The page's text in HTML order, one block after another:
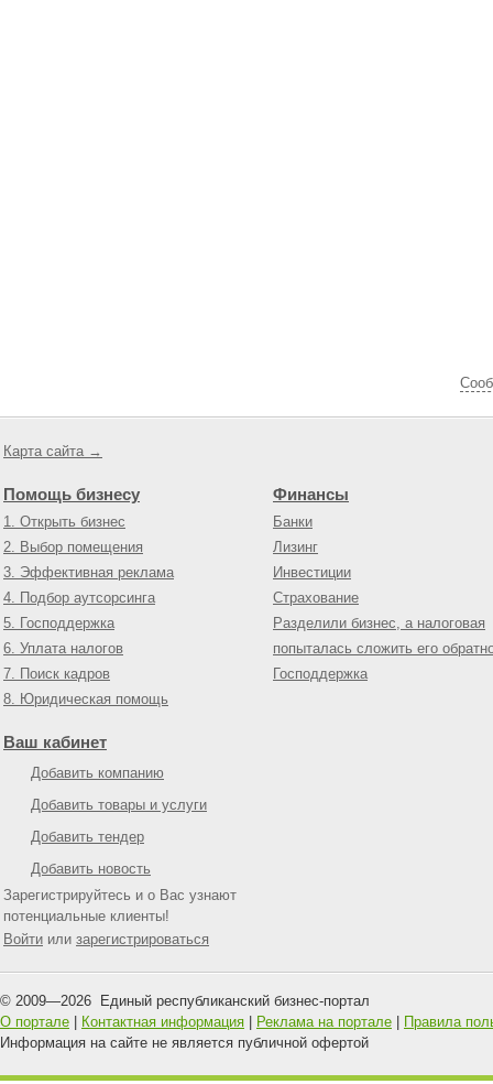
Карта сайта →
Помощь бизнесу
1. Открыть бизнес
2. Выбор помещения
3. Эффективная реклама
4. Подбор аутсорсинга
5. Господдержка
6. Уплата налогов
7. Поиск кадров
8. Юридическая помощь
Финансы
Банки
Лизинг
Инвестиции
Страхование
Разделили бизнес, а налоговая
попыталась сложить его
Господдержка
Ваш кабинет
Добавить компанию
Добавить товары и услуги
Добавить тендер
Добавить новость
Зарегистрируйтесь и о Вас узнают
потенциальные клиенты!
Войти или зарегистрироваться
© 2009—2026 Единый республиканский бизнес-портал
О портале
Контактная информация Реклама на портале
Правила
Информация на сайте не является публичной офертой